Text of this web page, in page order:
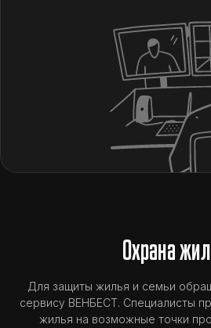
Охрана
Для защиты жилья и семьи
сервису ВЕНБЕСТ. Специалисты
жилья на возможные точки